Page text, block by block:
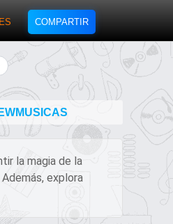
COMPARTIR
la magia de la
explora